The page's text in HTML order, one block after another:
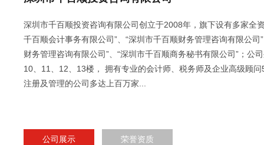
深圳市千百顺投资咨询有限公司创立于2008年，旗下设有多家全
千百顺会计事务有限公司”、“深圳市千百顺财务管理咨询有限公司
财务管理咨询有限公司”、“深圳市千百顺商务秘书有限公司”；公
10、11、12、13楼， 拥有专业的会计师、税务师及企业高级顾
注册及管理的公司多达上百万家...
公司展示 荣誉资质